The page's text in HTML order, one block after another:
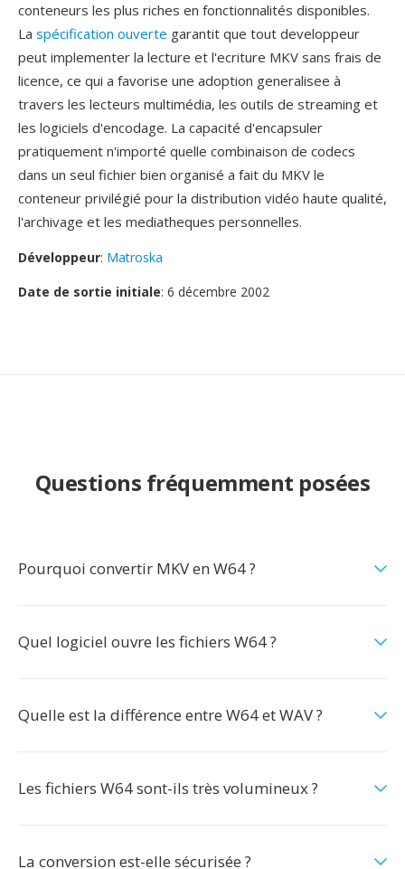
conteneurs les plus riches en fonctionnalités disponibles.
La spécification ouverte garantit que tout developpeur
peut implementer la lecture et l'ecriture MKV sans frais de
licence, ce qui a favorise une adoption generalisee à
travers les lecteurs multimédia, les outils de streaming et
les logiciels d'encodage. La capacité d'encapsuler
pratiquement n'importé quelle combinaison de codecs
dans un seul fichier bien organisé a fait du MKV le
conteneur privilégié pour la distribution vidéo haute qualité,
l'archivage et les mediatheques personnelles.
Développeur: Matroska
Date de sortie initiale: 6 décembre 2002
Questions fréquemment posées
Pourquoi convertir MKV en W64 ?
Quel logiciel ouvre les fichiers W64 ?
Quelle est la différence entre W64 et WAV ?
Les fichiers W64 sont-ils très volumineux ?
La conversion est-elle sécurisée ?